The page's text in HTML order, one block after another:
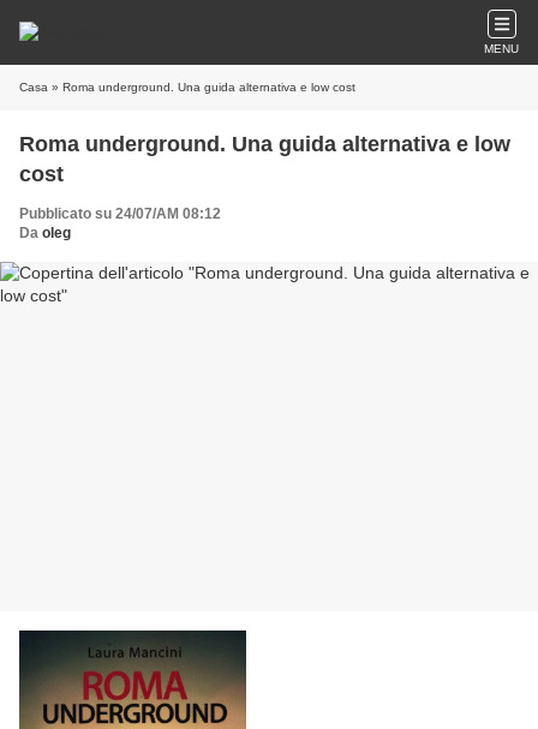
MENU
Casa » Roma underground. Una guida alternativa e low cost
Roma underground. Una guida alternativa e low
cost
Pubblicato su 24/07/AM 08:12
Da oleg